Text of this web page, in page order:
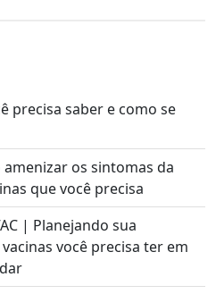
precisa saber e como se
amenizar os sintomas da
que você precisa
| Planejando sua
você precisa ter em